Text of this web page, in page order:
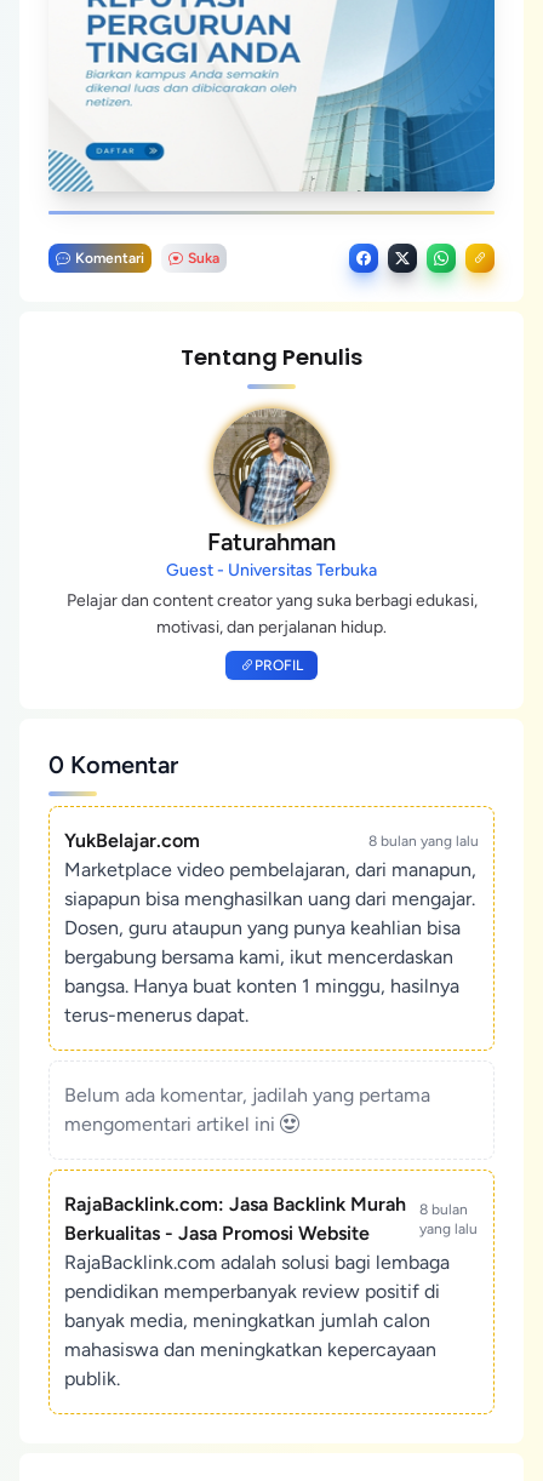
Komentari Suka
Tentang Penulis
Faturahman
Guest - Universitas Terbuka
Pelajar dan content creator yang suka berbagi edukasi,
motivasi, dan perjalanan hidup.
PROFIL
0 Komentar
YukBelajar.com 8 bulan yang lalu
Marketplace video pembelajaran, dari manapun,
siapapun bisa menghasilkan uang dari mengajar.
Dosen, guru ataupun yang punya keahlian bisa
bergabung bersama kami, ikut mencerdaskan
bangsa. Hanya buat konten 1 minggu, hasilnya
terus-menerus dapat.
Belum ada komentar, jadilah yang pertama
mengomentari artikel ini
RajaBacklink.com: Jasa Backlink Murah
Berkualitas - Jasa Promosi Website
8 bulan
yang lalu
RajaBacklink.com adalah solusi bagi lembaga
pendidikan memperbanyak review positif di
banyak media, meningkatkan jumlah calon
mahasiswa dan meningkatkan kepercayaan
publik.